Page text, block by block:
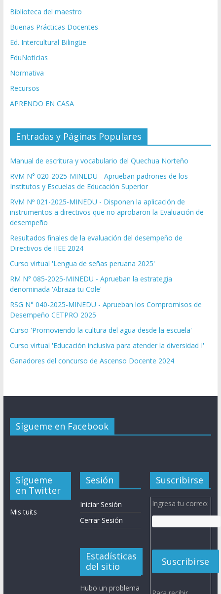
Biblioteca del maestro
Buenas Prácticas Docentes
Ed. Intercultural Bilingüe
EduNoticias
Normativa
Recursos
APRENDO EN CASA
Entradas y Páginas Populares
Manual de escritura y vocabulario del Quechua Norteño
RVM N° 020-2025-MINEDU - Aprueban padrones de los
Institutos y Escuelas de Educación Superior
RVM Nº 021-2025-MINEDU - Disponen la aplicación de
instrumentos a directivos que no aprobaron la Evaluación de
desempeño
Resultados finales de la evaluación del desempeño de
Directivos de IIEE 2024
Curso virtual 'Lengua de señas peruana 2025'
RM N° 085-2025-MINEDU - Aprueban la estrategia
denominada 'Abraza tu Cole'
RSG N° 040-2025-MINEDU - Aprueban los Compromisos de
Desempeño CETPRO 2025
Curso 'Promoviendo la cultura del agua desde la escuela'
Curso virtual 'Educación inclusiva para atender la diversidad I'
Ganadores del concurso de Ascenso Docente 2024
Sígueme en Facebook
Sígueme
en Twitter
Mis tuits
Sesión
Iniciar Sesión
Cerrar Sesión
Estadísticas
del sitio
Hubo un problema
Suscribirse
Ingresa tu correo: